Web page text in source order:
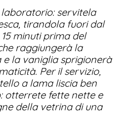
servitela
tirandola fuori dal
minuti prima del
raggiungerà la
la vaniglia sprigionerà
Per il servizio,
a lama liscia ben
otterrete fette nette e
della vetrina di una